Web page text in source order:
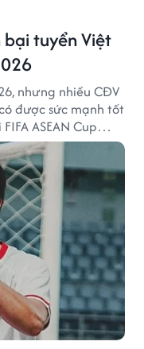
tuyển Việt
nhưng nhiều CĐV
được sức mạnh tốt
ASEAN Cup